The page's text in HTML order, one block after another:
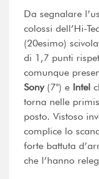
Da segnalare
colossi dell’Hi-
(20esimo)
di 1,7 punti
comunque
Sony(7°) e Intel
torna nelle
posto. Vistoso
complice lo
forte battuta
che l’hanno